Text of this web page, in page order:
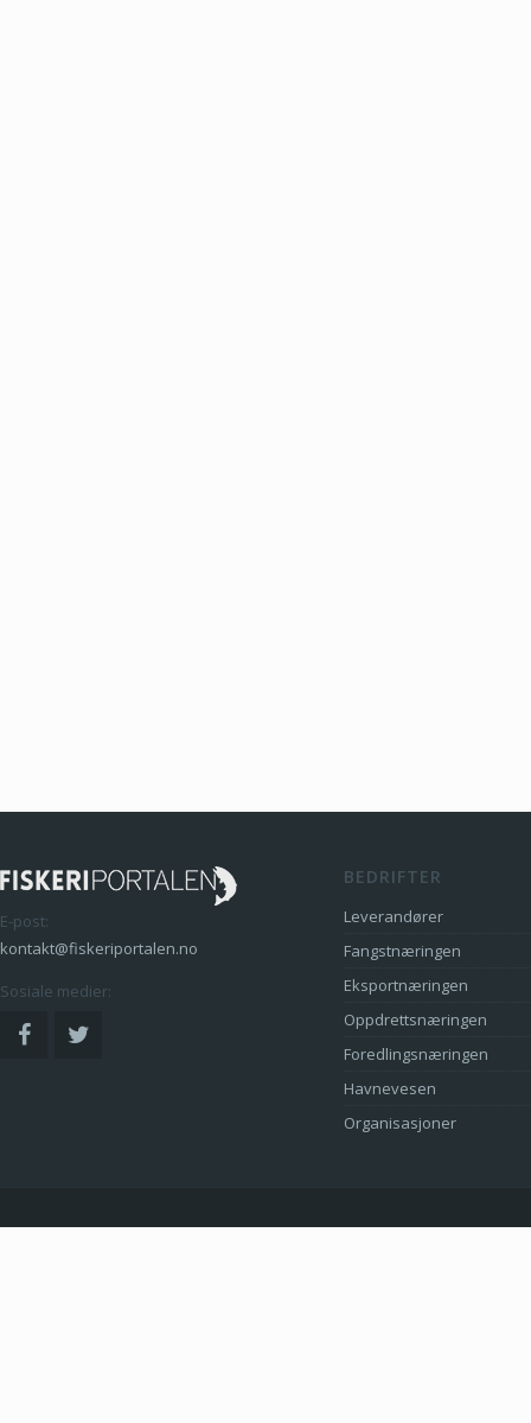
E-post:
kontakt@fiskeriportalen.no
Sosiale medier:
BEDRIFTER
Leverandører
Fangstnæringen
Eksportnæringen
Oppdrettsnæringen
Foredlingsnæringen
Havnevesen
Organisasjoner